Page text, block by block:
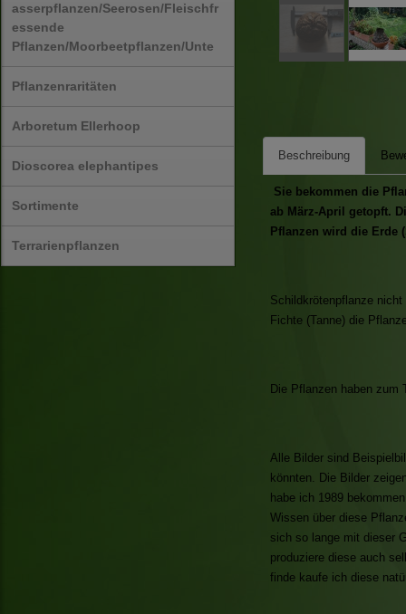
asserpflanzen/Seerosen/Fleischfr
essende
Pflanzen/Moorbeetpflanzen/Unte
Pflanzenraritäten
Arboretum Ellerhoop
Dioscorea elephantipes
Sortimente
Terrarienpflanzen
Beschreibung
Sie bekommen die
ab März-April getopft.
Pflanzen wird die Erde
Schildkrötenpflanze
Fichte (Tanne) die
Die Pflanzen haben zum
Alle Bilder sind
könnten. Die Bilder
habe ich 1989
Wissen über diese
sich so lange mit dieser
produziere diese auch
finde kaufe ich diese